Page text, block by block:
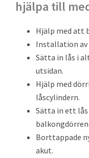
hjälpa till
Hjälp med att
Installation av
Sätta in lås i
utsidan.
Hjälp med
låscylindern.
Sätta in ett lås
balkongdörren.
Borttappade
akut.